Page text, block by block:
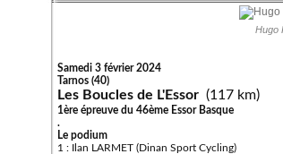
Hugo
Samedi 3 février 2024
Tarnos (40)
Les Boucles de L'Essor (117 km)
1ère épreuve du 46ème Essor Basque
.
Le podium
1 : Ilan LARMET (Dinan Sport Cycling)